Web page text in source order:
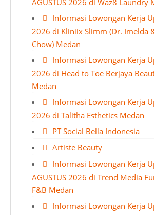
AGUSTUS 2026 di Waz8 Laundry
Informasi Lowongan Kerja
2026 di Kliniix Slimm (Dr. Imelda
Chow) Medan
Informasi Lowongan Kerja
2026 di Head to Toe Berjaya
Medan
Informasi Lowongan Kerja
2026 di Talitha Esthetics Medan
PT Social Bella Indonesia
Artiste Beauty
Informasi Lowongan Kerja
AGUSTUS 2026 di Trend Media
F&B Medan
Informasi Lowongan Kerja